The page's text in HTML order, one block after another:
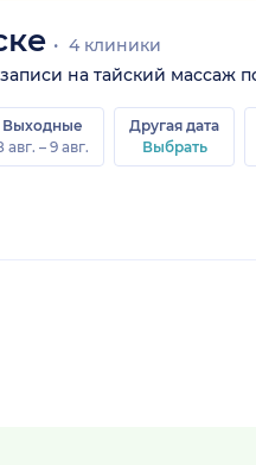
4 клиники
на тайский массаж
Выходные
авг. – 9 авг.
Другая дата
Выбрать